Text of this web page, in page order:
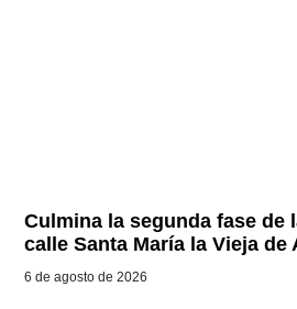
Culmina la segunda fase de
calle Santa María la Vieja de
6 de agosto de 2026